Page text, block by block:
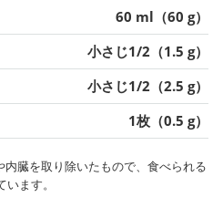
60 ml（60 g）
小さじ1/2（1.5 g）
小さじ1/2（2.5 g）
1枚（0.5 g）
臓を取り除いたもので、食べられる
ます。